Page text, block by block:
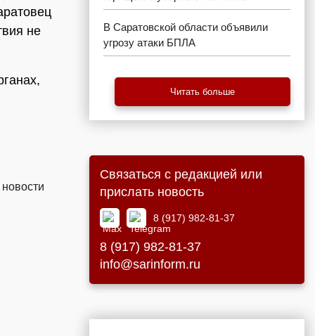
не
В Саратовской области объявили
угрозу атаки БПЛА
Читать больше
Связаться с редакцией или
прислать новость
8 (917) 982-81-37
8 (917) 982-81-37
info@sarinform.ru